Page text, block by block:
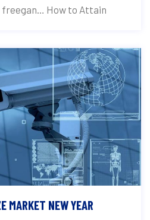
freegan… How to Attain
MARKET NEW YEAR